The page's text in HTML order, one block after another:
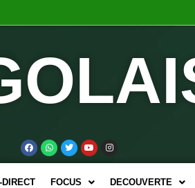
DIRECT FOCUS DECOUVERTE